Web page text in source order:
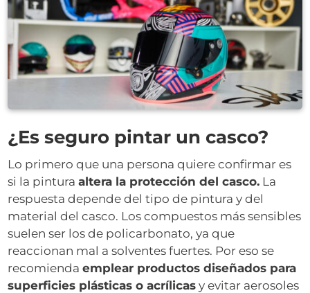
¿Es seguro pintar un casco?
Lo primero que una persona quiere confirmar es
si la pinturaaltera la protección del casco. La
respuesta depende del tipo de pintura y del
material del casco. Los compuestos más sensibles
suelen ser los de policarbonato, ya que
reaccionan mal a solventes fuertes. Por eso se
recomiendaemplear productos diseñados para
superficies plásticas o acrílicas y evitar aerosoles